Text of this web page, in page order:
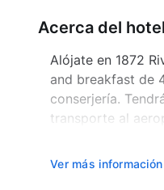
Acerca del hotel
Alójate en 1872
and breakfast de
conserjería.
transporte al
Ver más información